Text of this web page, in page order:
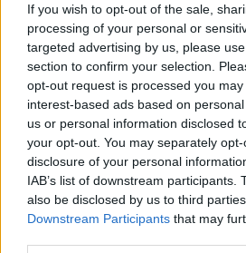
If you wish to opt-out of the sale,
processing of your personal or
targeted advertising by us, please
section to confirm your selection.
opt-out request is processed you
interest-based ads based on
us or personal information disclosed
your opt-out. You may separately
disclosure of your personal
IAB’s list of downstream participants.
also be disclosed by us to third
Downstream Participants that may
Olyan mesterséges
fejlesztettek ki, amely képes az
folyamatos szövegfolyamra
áttörést értek el, amely először
non-invazív módon olvassák az
– írja technológiai rovatában a